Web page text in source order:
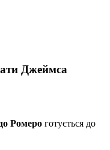
Джеймса
Ромеро готується до